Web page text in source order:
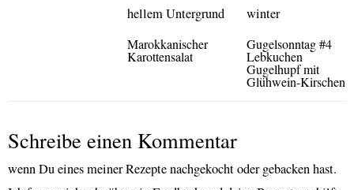
Marokkanischer
Karottensalat
Gugelsonntag #4
Lebkuchen
Gugelhupf mit
Glühwein-Kirschen
Schreibe einen Kommentar
wenn Du eines meiner Rezepte nachgekocht oder gebacken hast.